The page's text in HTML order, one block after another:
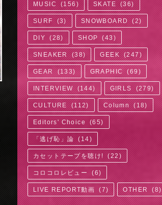
MUSIC (156 ) SKATE (36)
SURF (3) SNOWBOARD (2)
DIY (28) SHOP (43)
SNEAKER (38) GEEK (247)
GEAR (133) GRAPHIC (69)
INTERVIEW (144) GIRLS (279)
CULTURE (112) Column (18)
Editors' Choice (65)
「逃げ恥」論 ( 14)
カセットテープを聴け! (22 )
コロコロレビュー (6)
LIVE REPORT動画 (7) OTHER (8)